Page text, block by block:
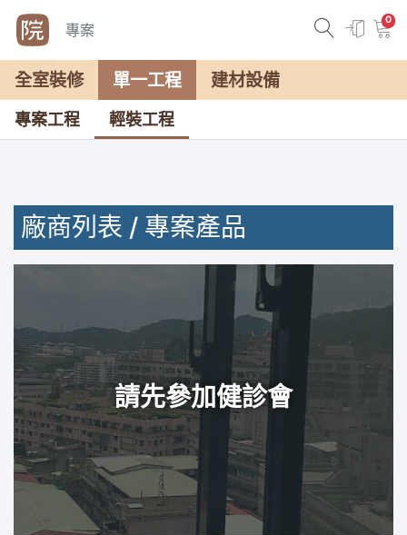
專案
0
全室裝修 單一工程 建材設備
專案工程 輕裝工程
廠商列表 / 專案產品
請先參加健診會